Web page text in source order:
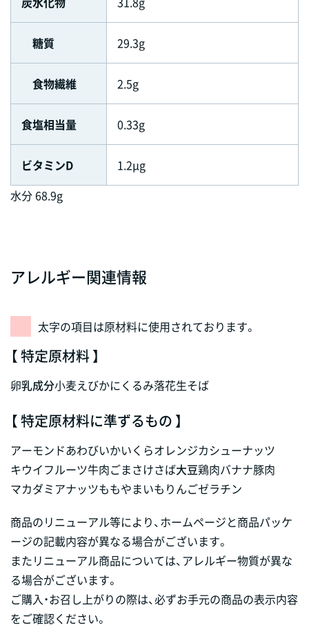
糖質 29.3g
食物繊維 2.5g
食塩相当量 0.33g
ビタミンD
1.2μg
水分 68.9g
アレルギー関連情報
太字の項目は原材料に使用されております。
【 特定原材料 】
卵乳成分小麦えびかにくるみ落花生そば
【 特定原材料に準ずるもの 】
アーモンドあわびいかいくらオレンジカシューナッツ
キウイフルーツ牛肉ごまさけさば大豆鶏肉バナナ豚肉
マカダミアナッツももやまいも りんごゼラチン
商品のリニューアル等により、ホームページと商品パッケ
ージの記載内容が異なる場合がございます。
またリニューアル商品については、アレルギー物質が異な
る場合がございます。
ご購入・お召し上がりの際は、必ずお手元の商品の表示内容
をご確認ください。